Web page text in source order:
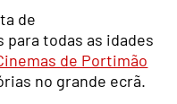
de
todas as idades
de Portimão
no grande ecrã.